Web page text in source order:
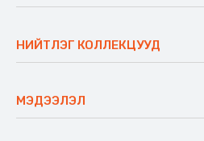
Үнэт зүйлс
Ажлын байр
Блог
НИЙТЛЭГ КОЛЛЕКЦУУД
Сүүдрэвч
Аяны ширээ
МЭДЭЭЛЭЛ